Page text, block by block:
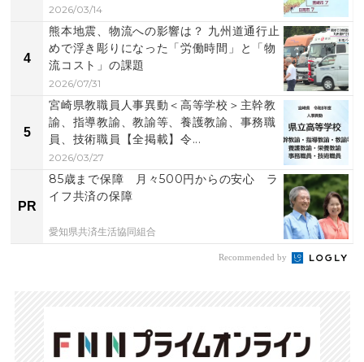
2026/03/14
4
熊本地震、物流への影響は？ 九州道通行止
めで浮き彫りになった「労働時間」と「物
流コスト」の課題
2026/07/31
5
宮崎県教職員人事異動＜高等学校＞主幹教
諭、指導教諭、教諭等、養護教諭、事務職
員、技術職員【全掲載】令...
2026/03/27
PR
85歳まで保障 月々500円からの安心 ラ
イフ共済の保障
愛知県共済生活協同組合
Recommended by